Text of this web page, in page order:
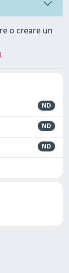
o creare un
ND
ND
ND